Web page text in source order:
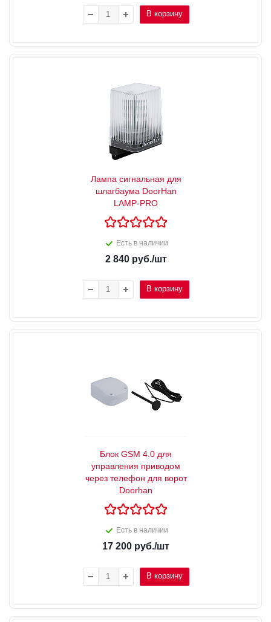
В корзину
Лампа сигнальная для
шлагбаума DoorHan
LAMP-PRO
Есть в наличии
2 840руб./шт
В корзину
Блок GSM 4.0 для
управления приводом
через телефон для ворот
Doorhan
Есть в наличии
17 200 руб./шт
В корзину